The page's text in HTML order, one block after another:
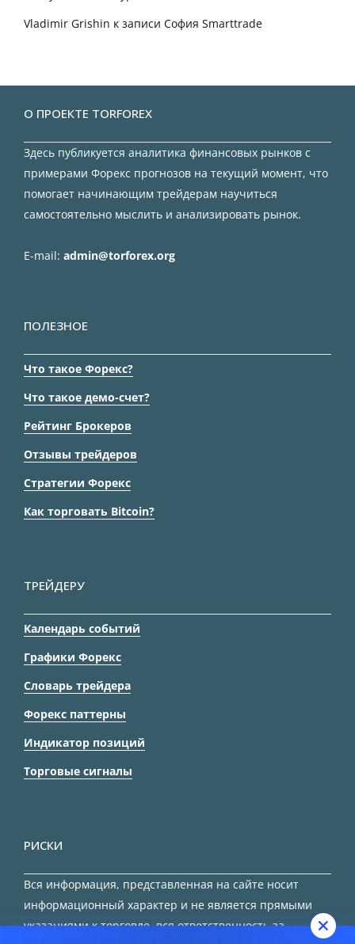
Vladimir Grishin к записи София Smarttrade
О ПРОЕКТЕ TORFOREX
Здесь публикуется аналитика финансовых рынков с
примерами Форекс прогнозов на текущий момент, что
помогает начинающим трейдерам научиться
самостоятельно мыслить и анализировать рынок.
E-mail: admin@torforex.org
ПОЛЕЗНОЕ
Что такое Форекс?
Что такое демо-счет?
Рейтинг Брокеров
Отзывы трейдеров
Стратегии Форекс
Как торговать Bitcoin?
ТРЕЙДЕРУ
Календарь событий
Графики Форекс
Словарь трейдера
Форекс паттерны
Индикатор позиций
Торговые сигналы
РИСКИ
Вся информация, представленная на сайте носит
информационный характер и не является прямыми
указаниями к торговле, вся ответственность за